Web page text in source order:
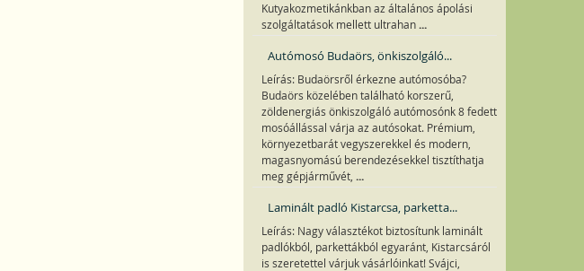
Kutyakozmetikánkban az általános ápolási
szolgáltatások mellett ultrahan ...
Autómosó Budaörs, önkiszolgáló...
Leírás: Budaörsről érkezne autómosóba?
Budaörs közelében található korszerű,
zöldenergiás önkiszolgáló autómosónk 8 fedett
mosóállással várja az autósokat. Prémium,
környezetbarát vegyszerekkel és modern,
magasnyomású berendezésekkel tisztíthatja
meg gépjárművét, ...
Laminált padló Kistarcsa, parketta...
Leírás: Nagy választékot biztosítunk laminált
padlókból, parkettákból egyaránt, Kistarcsáról
is szeretettel várjuk vásárlóinkat! Svájci,